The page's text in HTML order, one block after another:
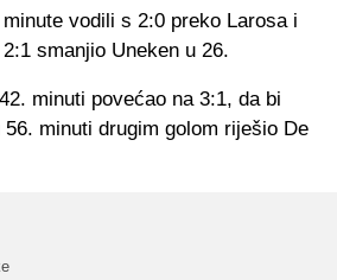
vodili s 2:0 preko Larosa i
smanjio Uneken u 26.
minuti povećao na 3:1, da bi
56. minuti drugim golom riješio De